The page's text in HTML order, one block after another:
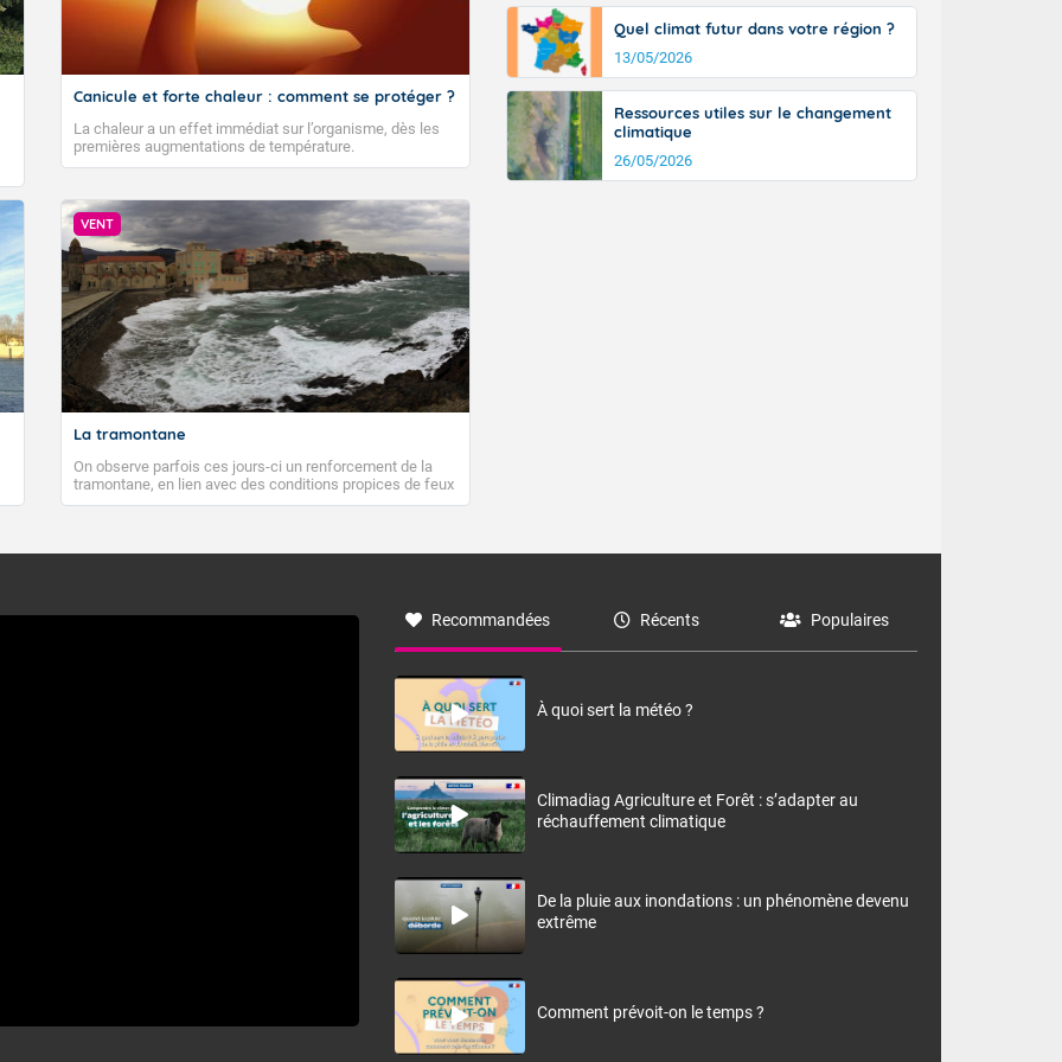
Canicule et forte chaleur : comment se protéger ?
La chaleur a un effet immédiat sur l’organisme, dès les
premières augmentations de température.
VENT
La tramontane
On observe parfois ces jours-ci un renforcement de la
tramontane, en lien avec des conditions propices de feux
de forêt. Mais qu'est-ce que la tramontane ? Quelles sont
à nord-ouest, dans un secteur qui part du Roussillon à la
monts, en allusion aux régions montagneuses d’où
Quel climat futur dans votre région ?
13/05/2026
Ressources utiles sur le changement
climatique
26/05/2026
Recommandées Récents Populaires
À quoi sert la météo ?
Climadiag Agriculture et Forêt : s’adapter au
réchauffement climatique
De la pluie aux inondations : un phénomène devenu
extrême
Comment prévoit-on le temps ?